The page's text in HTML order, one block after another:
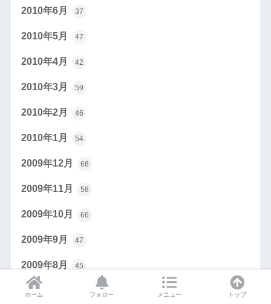
2010年6月 37
2010年5月 47
2010年4月 42
2010年3月 59
2010年2月 46
2010年1月 54
2009年12月 68
2009年11月 58
2009年10月 66
2009年9月 47
2009年8月 45
2009年7月
ホーム フォロー メニュー トップ